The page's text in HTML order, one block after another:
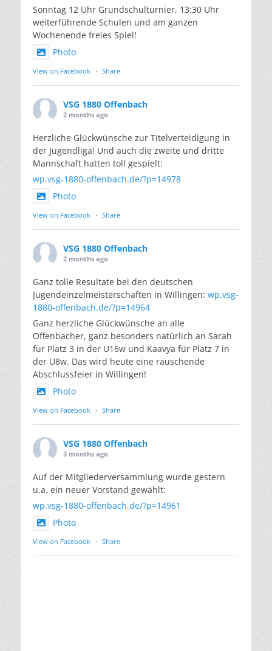
Sonntag 12 Uhr Grundschulturnier, 13:30 Uhr
weiterführende Schulen und am ganzen
Wochenende freies Spiel!
Photo
View on Facebook · Share
VSG 1880 Offenbach
2 months ago
Herzliche Glückwünsche zur Titelverteidigung in
der Jugendliga! Und auch die zweite und dritte
Mannschaft hatten toll gespielt:
wp.vsg-1880-offenbach.de/?p=14978
Photo
View on Facebook · Share
VSG 1880 Offenbach
2 months ago
Ganz tolle Resultate bei den deutschen
Jugendeinzelmeisterschaften in Willingen: wp.vsg-
1880-offenbach.de/?p=14964
Ganz herzliche Glückwünsche an alle
Offenbacher, ganz besonders natürlich an Sarah
für Platz 3 in der U16w und Kaavya für Platz 7 in
der U8w. Das wird heute eine rauschende
Abschlussfeier in Willingen!
Photo
View on Facebook · Share
VSG 1880 Offenbach
3 months ago
Auf der Mitgliederversammlung wurde gestern
u.a. ein neuer Vorstand gewählt:
wp.vsg-1880-offenbach.de/?p=14961
Photo
View on Facebook · Share